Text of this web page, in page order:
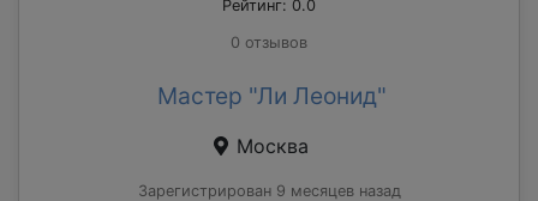
Рейтинг: 0.0
0 отзывов
Мастер "Ли Леонид"
Москва
Зарегистрирован 9 месяцев назад